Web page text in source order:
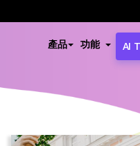
產品 功能 AI